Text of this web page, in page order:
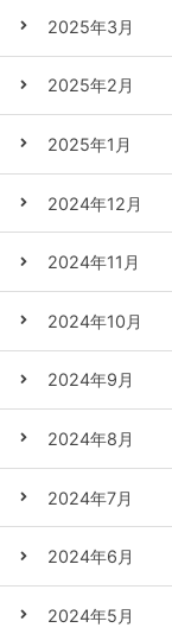
2025年3月
2025年2月
2025年1月
2024年12月
2024年11月
2024年10月
2024年9月
2024年8月
2024年7月
2024年6月
2024年5月